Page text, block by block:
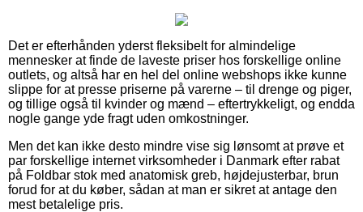
Det er efterhånden yderst fleksibelt for almindelige
mennesker at finde de laveste priser hos forskellige online
outlets, og altså har en hel del online webshops ikke kunne
slippe for at presse priserne på varerne – til drenge og piger,
og tillige også til kvinder og mænd – eftertrykkeligt, og endda
nogle gange yde fragt uden omkostninger.
Men det kan ikke desto mindre vise sig lønsomt at prøve et
par forskellige internet virksomheder i Danmark efter rabat
på Foldbar stok med anatomisk greb, højdejusterbar, brun
forud for at du køber, sådan at man er sikret at antage den
mest betalelige pris.